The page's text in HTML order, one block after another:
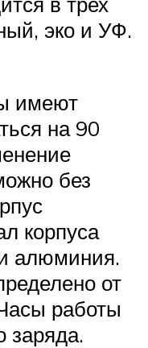
эко и УФ.
имеют
на 90
без
корпуса
алюминия.
от
работы
заряда.